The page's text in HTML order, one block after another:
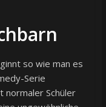
so wie man es
Serie
normaler Schüler